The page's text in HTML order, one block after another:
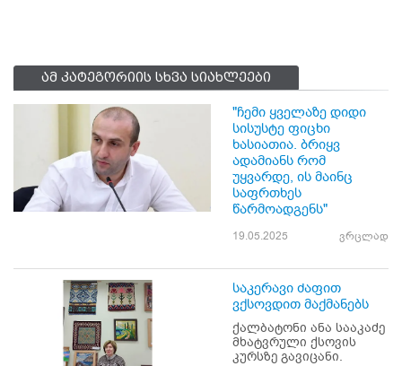
ამ კატეგორიის სხვა სიახლეები
"ჩემი ყველაზე დიდი
სისუსტე ფიცხი
ხასიათია. ბრიყვ
ადამიანს რომ
უყვარდე, ის მაინც
საფრთხეს
წარმოადგენს"
19.05.2025 ვრცლად
საკერავი ძაფით
ვქსოვდით მაქმანებს
ქალბატონი ანა სააკაძე
მხატვრული ქსოვის
კურსზე გავიცანი.